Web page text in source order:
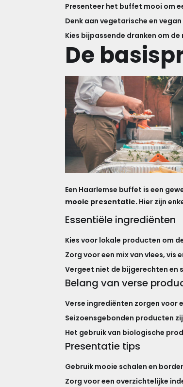
Presenteer het buffet mooi om
Denk aan vegetarische en
Kies bijpassende dranken om
De
Een Haarlemse buffet is een
mooie presentatie. Hier zijn
Essentiële ingrediënten
Kies voor lokale producten om
Zorg voor een mix van vlees, vis
Vergeet niet de bijgerechten en
Belang van verse
Verse ingrediënten zorgen voor
Seizoensgebonden producten
Het gebruik van biologische
Presentatie tips
Gebruik mooie schalen en
Zorg voor een overzichtelijke